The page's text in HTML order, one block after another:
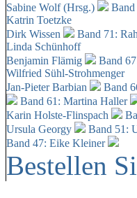
Sabine Wolf (Hrsg.)
Band
Katrin Toetzke
Dirk Wissen
Band 71:
Linda Schünhoff
Benjamin Flämig
Band
Wilfried Sühl-Strohmenger
Jan-Pieter Barbian
Band
Band 61: Martina Haller
Karin Holste-Flinspach
Ursula Georgy
Band 51:
Band 47: Eike Kleiner
Bestellen